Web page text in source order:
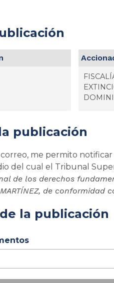
publicación
me permito
del cual el Tribunal
de los derechos
MARTÍNEZ, de
la publicación